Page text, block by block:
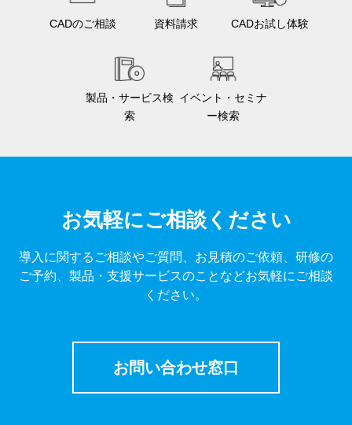
CADのご相談 資料請求 CADお試し体験
製品・サービス検
索
イベント・セミナ
ー検索
お気軽にご相談ください
導入に関するご相談やご質問、お見積のご依頼、研修の
ご予約、製品・支援サービスのことなどお気軽にご相談
ください。
お問い合わせ窓口